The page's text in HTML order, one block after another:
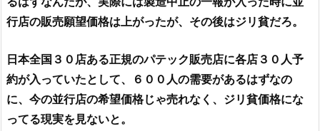
行店の販売願望価格は上がったが、その後はジリ貧だろ。
日本全国３０店ある正規のパテック販売店に各店３０人予
約が入っていたとして、６００人の需要があるはずなの
に、今の並行店の希望価格じゃ売れなく、ジリ貧価格にな
ってる現実を見ないと。